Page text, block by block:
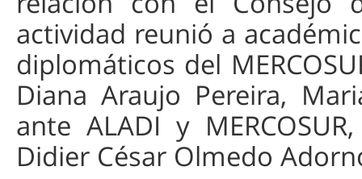
actividad reunió a
diplomáticos del
Diana Araujo Pereira,
ante ALADI y
Didier César Olmedo